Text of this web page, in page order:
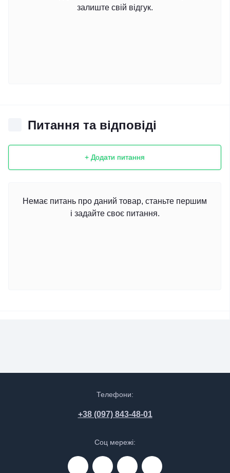
залиште свій відгук.
Питання та відповіді
+ Додати питання
Немає питань про даний товар, станьте першим
і задайте своє питання.
Телефони:
+38 (097) 843-48-01
Соц мережі: